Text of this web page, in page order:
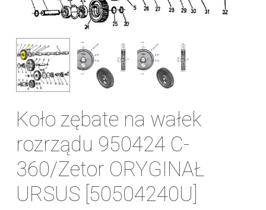
Koło zębate na wałek
rozrządu 950424 C-
360/Zetor ORYGINAŁ
URSUS [50504240U]